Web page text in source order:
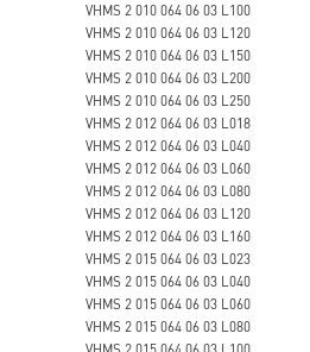
VHMS 2 010 064 06 03 L100
VHMS 2 010 064 06 03 L120
VHMS 2 010 064 06 03 L150
VHMS 2 010 064 06 03 L200
VHMS 2 010 064 06 03 L250
VHMS 2 012 064 06 03 L018
VHMS 2 012 064 06 03 L040
VHMS 2 012 064 06 03 L060
VHMS 2 012 064 06 03 L080
VHMS 2 012 064 06 03 L120
VHMS 2 012 064 06 03 L160
VHMS 2 015 064 06 03 L023
VHMS 2 015 064 06 03 L040
VHMS 2 015 064 06 03 L060
VHMS 2 015 064 06 03 L080
VHMS 2 015 064 06 03 L100